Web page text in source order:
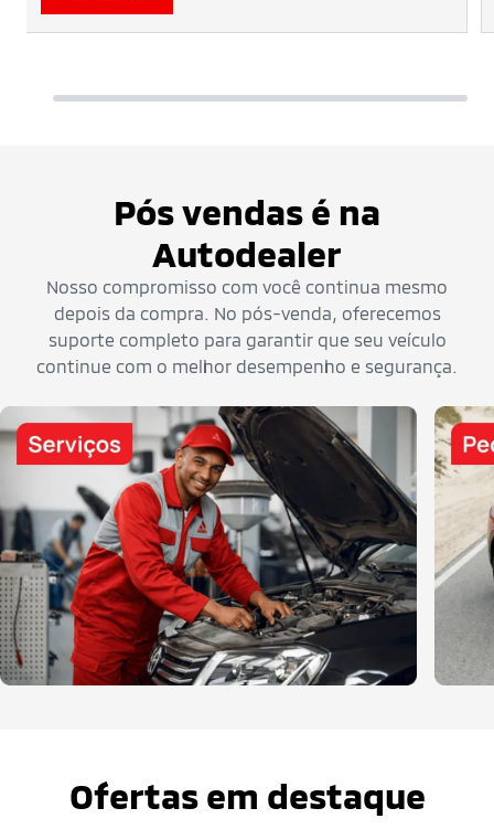
Pós vendas é na
Autodealer
Nosso compromisso com você continua mesmo
depois da compra. No pós-venda, oferecemos
suporte completo para garantir que seu veículo
continue com o melhor desempenho e segurança.
Ofertas em destaque